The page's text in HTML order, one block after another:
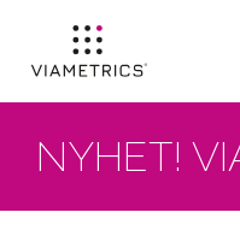
NYHET!